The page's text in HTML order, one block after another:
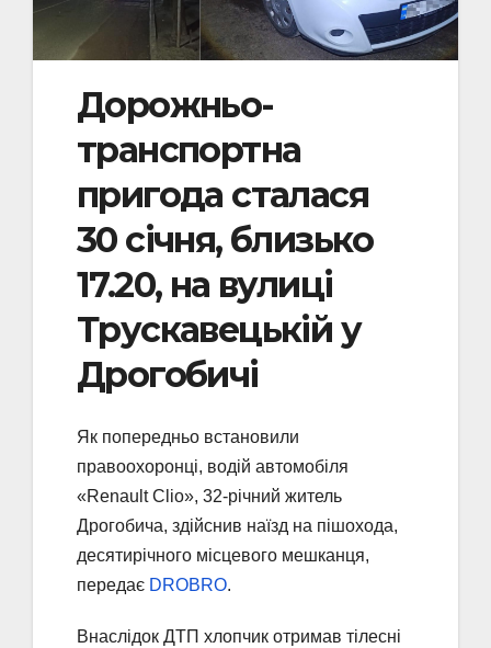
Дорожньо-
транспортна
пригода сталася
30 січня, близько
17.20, на вулиці
Трускавецькій у
Дрогобичі
Як попередньо встановили
правоохоронці, водій автомобіля
«Renault Clio», 32-річний житель
Дрогобича, здійснив наїзд на пішохода,
десятирічного місцевого мешканця,
передає DROBRO.
Внаслідок ДТП хлопчик отримав тілесні